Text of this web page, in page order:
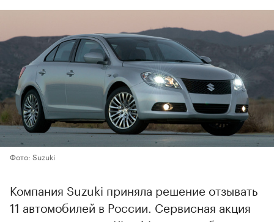
Фото: Suzuki
Компания Suzuki приняла решение отзывать
11 автомобилей в России. Сервисная акция